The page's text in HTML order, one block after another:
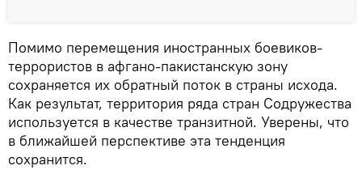
Помимо перемещения иностранных боевиков-
террористов в афгано-пакистанскую зону
сохраняется их обратный поток в страны исхода.
Как результат, территория ряда стран Содружества
используется в качестве транзитной. Уверены, что
в ближайшей перспективе эта тенденция
сохранится.